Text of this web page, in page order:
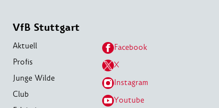
VfB Stuttgart
Aktuell
Profis
Junge Wilde
Club
Facebook
X
Instagram
Youtube